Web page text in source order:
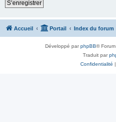
S’enregistrer
Accueil Portail Index du forum
Développé parphpBB®
Traduit par
Confidentialité |